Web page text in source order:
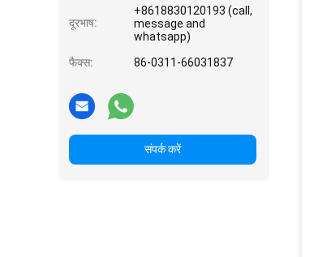
दूरभाष:
+8618830120193 (call,
message and
whatsapp)
फैक्स:
86-0311-66031837
संपर्क करें